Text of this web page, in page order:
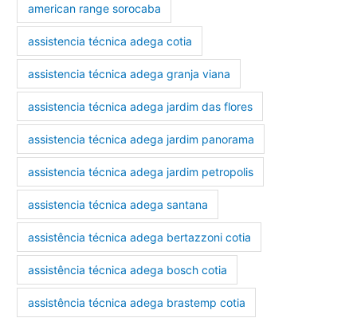
american range sorocaba
assistencia técnica adega cotia
assistencia técnica adega granja viana
assistencia técnica adega jardim das flores
assistencia técnica adega jardim panorama
assistencia técnica adega jardim petropolis
assistencia técnica adega santana
assistência técnica adega bertazzoni cotia
assistência técnica adega bosch cotia
assistência técnica adega brastemp cotia